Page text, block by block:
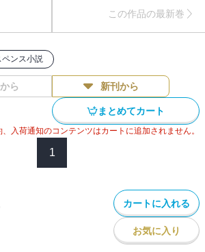
この作品の最新巻
ンス小説
ら 新刊から
まとめてカート
入荷通知のコンテンツはカートに追加されません。
1
カートに入れる
お気に入り